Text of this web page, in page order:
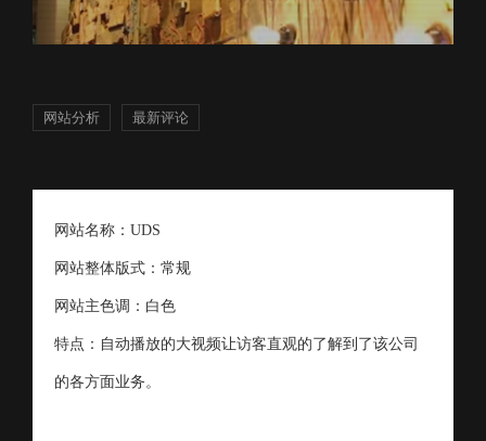
网站分析 最新评论
网站名称：UDS
网站整体版式：常规
网站主色调：白色
特点：自动播放的大视频让访客直观的了解到了该公司
的各方面业务。